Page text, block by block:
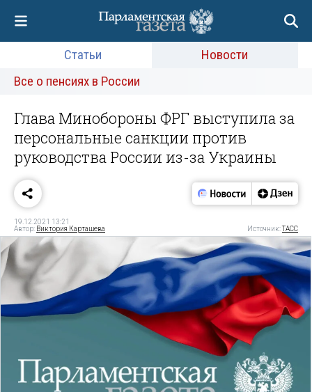
Статьи
Новости
Все о пенсиях в России
Глава Минобороны ФРГ выступила за
персональные санкции против
руководства России из-за Украины
19.12.2021 13:21
Автор: Виктория Карташева Источник:ТАСС